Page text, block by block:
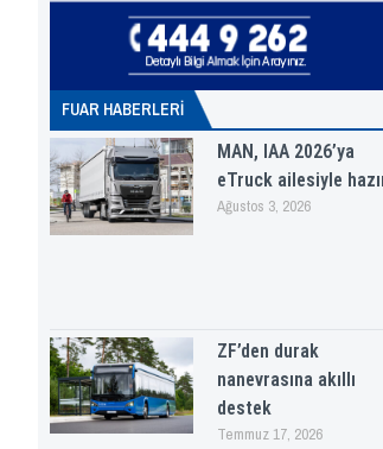
FUAR HABERLERI
MAN, IAA 2026’ya
eTruck ailesiyle
Ağustos 3, 2026
ZF’den durak
nanevrasına akıllı
destek
Temmuz 17, 2026